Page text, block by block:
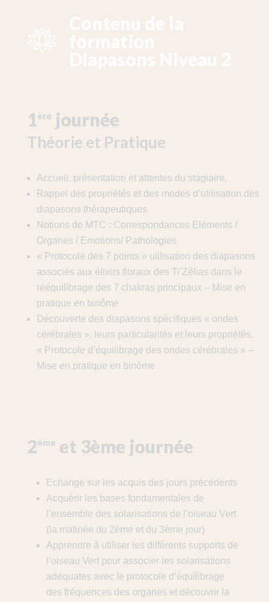
1ère journée
Théorie et Pratique
Accueil, présentation et attentes du stagiaire,
Rappel des propriétés et des modes d’utilisation des
diapasons thérapeutiques
Notions de MTC : Correspondances Eléments /
Organes / Emotions/ Pathologies
« Protocole des 7 points » utilisation des diapasons
associés aux élixirs floraux des Ti’Zélias dans le
rééquilibrage des 7 chakras principaux – Mise en
pratique en binôme
Découverte des diapasons spécifiques « ondes
cérébrales », leurs particularités et leurs propriétés.
« Protocole d’équilibrage des ondes cérébrales » –
Mise en pratique en binôme
2ème et 3ème journée
Echange sur les acquis des jours précédents
Acquérir les bases fondamentales de
l’ensemble des solarisations de l’oiseau Vert
(la matinée du 2ème et du 3ème jour)
Apprendre à utiliser les différents supports de
l’oiseau Vert pour associer les solarisations
adéquates avec le protocole d’équilibrage
des fréquences des organes et découvrir la